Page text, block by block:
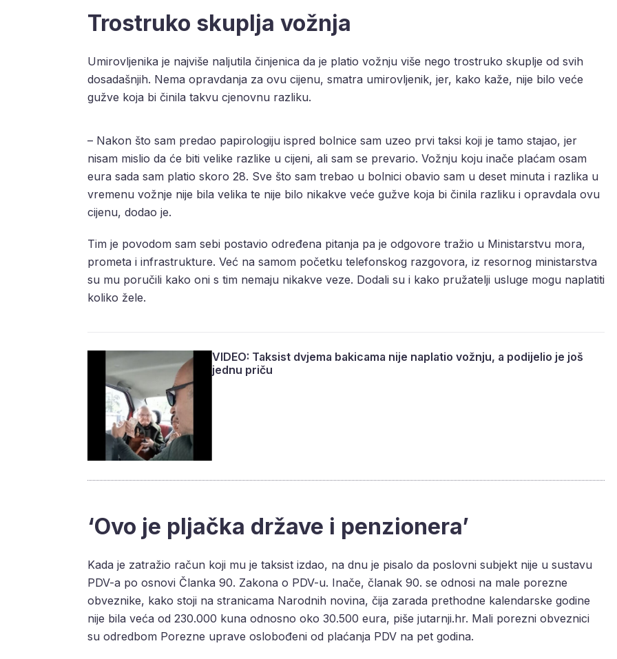
Trostruko skuplja vožnja
Umirovljenika je najviše naljutila činjenica da je platio vožnju više nego trostruko skuplje od svih
dosadašnjih. Nema opravdanja za ovu cijenu, smatra umirovljenik, jer, kako kaže, nije bilo veće
gužve koja bi činila takvu cjenovnu razliku.
– Nakon što sam predao papirologiju ispred bolnice sam uzeo prvi taksi koji je tamo stajao, jer
nisam mislio da će biti velike razlike u cijeni, ali sam se prevario. Vožnju koju inače plaćam osam
eura sada sam platio skoro 28. Sve što sam trebao u bolnici obavio sam u deset minuta i razlika u
vremenu vožnje nije bila velika te nije bilo nikakve veće gužve koja bi činila razliku i opravdala ovu
cijenu, dodao je.
Tim je povodom sam sebi postavio određena pitanja pa je odgovore tražio u Ministarstvu mora,
prometa i infrastrukture. Već na samom početku telefonskog razgovora, iz resornog ministarstva
su mu poručili kako oni s tim nemaju nikakve veze. Dodali su i kako pružatelji usluge mogu naplatiti
koliko žele.
VIDEO: Taksist dvjema bakicama nije naplatio vožnju, a podijelio je još
jednu priču
‘Ovo je pljačka države i penzionera’
Kada je zatražio račun koji mu je taksist izdao, na dnu je pisalo da poslovni subjekt nije u sustavu
PDV-a po osnovi Članka 90. Zakona o PDV-u. Inače, članak 90. se odnosi na male porezne
obveznike, kako stoji na stranicama Narodnih novina, čija zarada prethodne kalendarske godine
nije bila veća od 230.000 kuna odnosno oko 30.500 eura, piše jutarnji.hr. Mali porezni obveznici
su odredbom Porezne uprave oslobođeni od plaćanja PDV na pet godina.